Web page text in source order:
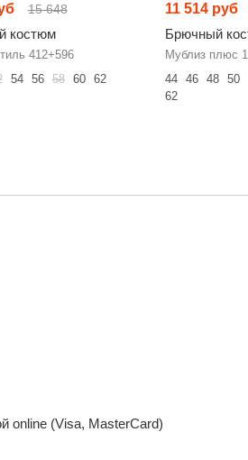
15 648
костюм
412+596
54 56 58 60 62
11 514 руб
Брючный
Мублиз плюс
44
46 48 50
62
online (Visa, MasterCard)